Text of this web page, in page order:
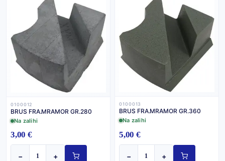
0100012
BRUS FRA.MRAMOR GR.280
Na zalihi
3,00 €
− +
0100013
BRUS FRA.MRAMOR GR.360
Na zalihi
5,00 €
− +